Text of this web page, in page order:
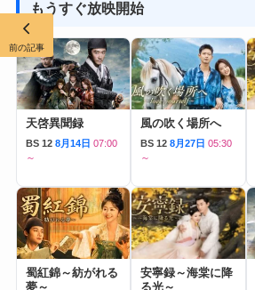
もうすぐ放映開始
天啓異聞録
BS 12 8月14日 07:00
～
風の吹く場所へ
BS 12 8月27日 05:30
～
蜀紅錦～紡がれる
夢～
安寧録～海棠に降
る光～
前の記事